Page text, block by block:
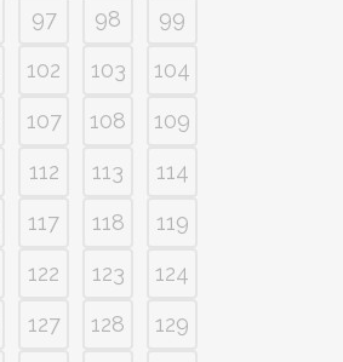
97 98
99
102 103
104
107 108
109
112 113
114
117 118
119
122 123
124
127 128
129